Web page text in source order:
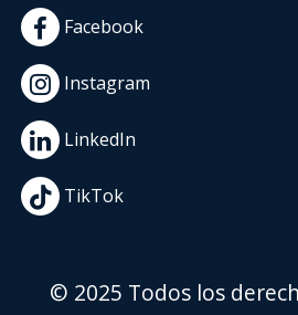
Facebook
Instagram
LinkedIn
TikTok
© 2025 Todos los